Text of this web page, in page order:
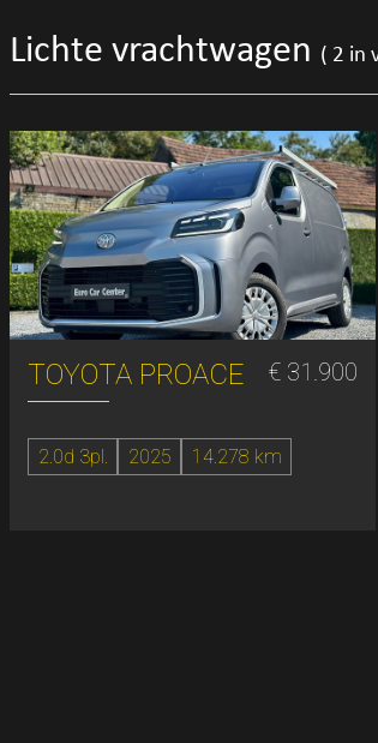
Lichte vrachtwagen ( 2 in
TOYOTA PROACE € 31.900
2.0d 3pl. 2025 14.278 km